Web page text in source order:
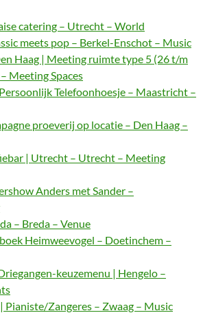
catering – Utrecht – World
meets pop – Berkel-Enschot – Music
Haag | Meeting ruimte type 5 (26 t/m
Meeting Spaces
Telefoonhoesje – Maastricht –
proeverij op locatie – Den Haag –
| Utrecht – Utrecht – Meeting
Anders met Sander –
– Breda – Venue
Heimweevogel – Doetinchem –
keuzemenu | Hengelo –
Pianiste/Zangeres – Zwaag – Music